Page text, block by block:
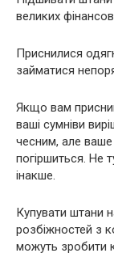
великих
Приснилися
займатися
Якщо вам
ваші сумніви
чесним, але
погіршиться. Не
інакше.
Купувати штани
розбіжностей з
можуть зробити